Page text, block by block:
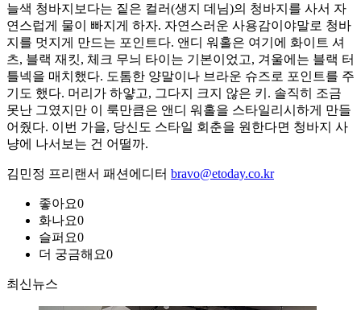
늘색 청바지보다는 짙은 컬러(생지 데님)의 청바지를 사서 자
연스럽게 물이 빠지게 하자. 자연스러운 사용감이야말로 청바
지를 멋지게 만드는 포인트다. 앤디 워홀은 여기에 화이트 셔
츠, 블랙 재킷, 체크 무늬 타이는 기본이었고, 겨울에는 블랙 터
틀넥을 매치했다. 도톰한 양말이나 브라운 슈즈로 포인트를 주
기도 했다. 머리가 하얗고, 그다지 크지 않은 키. 솔직히 조금
못난 그였지만 이 룩만큼은 앤디 워홀을 스타일리시하게 만들
어줬다. 이번 가을, 당신도 스타일 회춘을 원한다면 청바지 사
냥에 나서보는 건 어떨까.
김민정 프리랜서 패션에디터 bravo@etoday.co.kr
좋아요0
화나요0
슬퍼요0
더 궁금해요0
최신뉴스